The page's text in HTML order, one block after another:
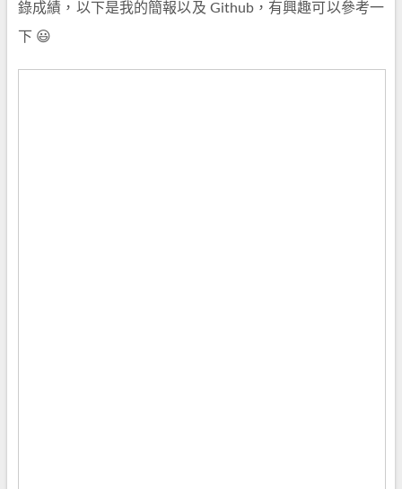
錄成績，以下是我的簡報以及 Github，有興趣可以參考一
下 😃